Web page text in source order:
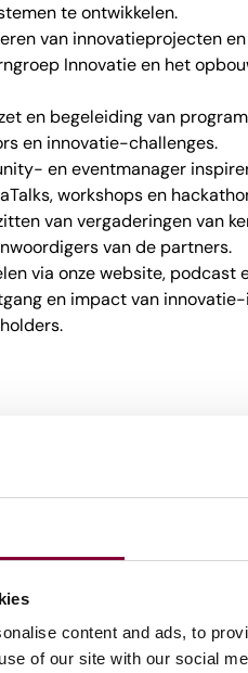
content and ads, to
of our site with our social
te ontwikkelen.
van innovatieprojecten
Innovatie en het
en begeleiding van
en innovatie-challenges.
en eventmanager
workshops en
van vergaderingen van
van de partners.
via onze website, podcast
en impact van
ervaring met innovatie
in een soortgelijke
altijd kansen, maar weet